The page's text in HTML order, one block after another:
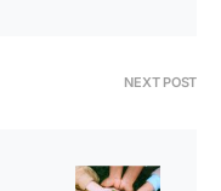
NEXT POST